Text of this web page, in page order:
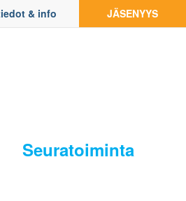
& info JÄSENYYS
Seuratoiminta